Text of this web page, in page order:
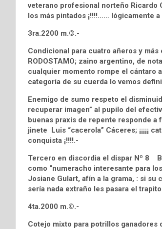
veterano profesional norteño Ricardo
los más pintados ¡!!!!…… lógicamente
3ra.2200 m.©.-
Condicional para cuatro añeros y
RODOSTAMO; zaino argentino, de
cualquier momento rompe el cántaro
categoría de su cuerda lo vemos
Enemigo de sumo respeto el
recuperar imagen” al pupilo del
buenas praxis de repente responde
jinete Luis “cacerola” Cáceres; ¡¡¡¡¡
conquista ¡!!!!.-
Tercero en discordia el dispar Nº 8
como “numeracho interesante para
Josiane Gulart, afín a la grama, : si su
sería nada extraño les pasara el
4ta.2000 m.©.-
Cotejo mixto para potrillos